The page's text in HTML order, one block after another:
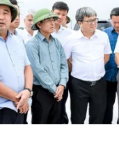
trọng điểm
tỷ đồng đầu tư
tốc nối Lai Châu-